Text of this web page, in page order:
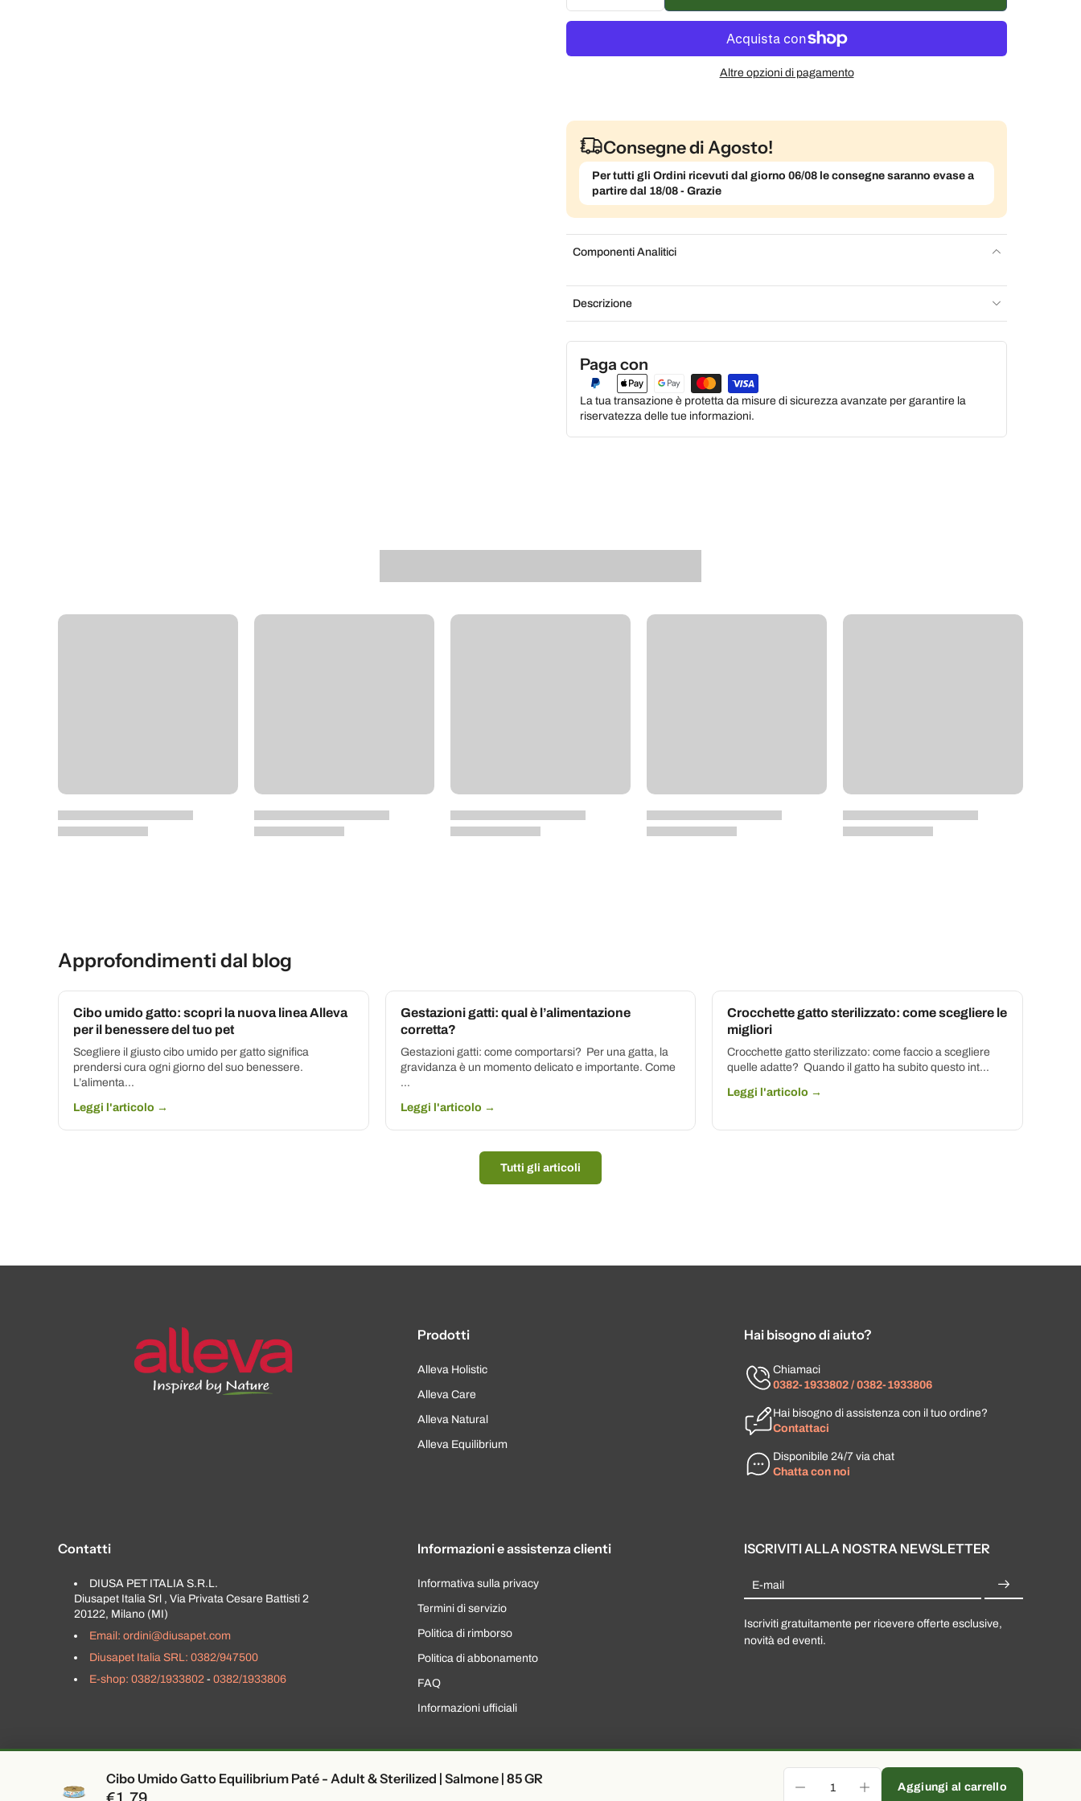
Consegna ogni mese, 5% di sconto
Altre opzioni di pagamento
Consegne di Agosto!
Per tutti gli Ordini ricevuti dal giorno 06/08 le consegne saranno evase a
partire dal 18/08 - Grazie
Componenti Analitici
Descrizione
Paga con
La tua transazione è protetta da misure di sicurezza avanzate per garantire la
riservatezza delle tue informazioni.
Cibo Umido Gatto Equilibrium Paté - Adult & Sterilized | Salmone | 85 GR
Aggiungi al carrello
Approfondimenti dal blog
Cibo umido gatto: scopri la nuova linea Alleva
per il benessere del tuo pet
Scegliere il giusto cibo umido per gatto significa
prendersi cura ogni giorno del suo benessere.
L’alimenta...
Leggi l'articolo →
Gestazioni gatti: qual è l’alimentazione
corretta?
Gestazioni gatti: come comportarsi? Per una gatta, la
gravidanza è un momento delicato e importante. Come
...
Leggi l'articolo →
Crocchette gatto sterilizzato: come scegliere le
migliori
Crocchette gatto sterilizzato: come faccio a scegliere
quelle adatte? Quando il gatto ha subito questo int...
Leggi l'articolo →
Tutti gli articoli
Prodotti
Alleva Holistic
Alleva Care
Alleva Natural
Alleva Equilibrium
Hai bisogno di aiuto?
Chiamaci
0382-1933802 / 0382-1933806
Hai bisogno di assistenza con il tuo ordine?
Contattaci
Disponibile 24/7 via chat
Chatta con noi
Contatti
DIUSA PET ITALIA S.R.L.
Diusapet Italia Srl , Via Privata Cesare Battisti 2
20122, Milano (MI)
Email: ordini@diusapet.com
Diusapet Italia SRL: 0382/947500
E-shop: 0382/1933802 -0382/1933806
Informazioni e assistenza clienti
Informativa sulla privacy
Termini di servizio
Politica di rimborso
Politica di abbonamento
FAQ
Informazioni ufficiali
ISCRIVITI ALLA NOSTRA NEWSLETTER
E-mail
Iscriviti gratuitamente per ricevere offerte esclusive,
novità ed eventi.